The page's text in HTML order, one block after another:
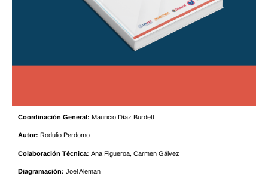
Coordinación General: Mauricio Díaz Burdett
Autor: Rodulio Perdomo
Colaboración Técnica: Ana Figueroa, Carmen Gálvez
Diagramación: Joel Aleman